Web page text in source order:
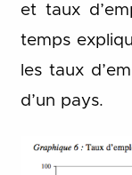
et taux
temps
les taux
d’un pays.